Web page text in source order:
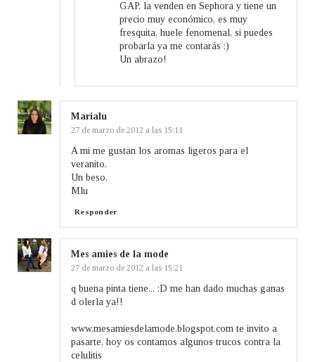
GAP, la venden en Sephora y tiene un
precio muy económico, es muy
fresquita, huele fenomenal, si puedes
probarla ya me contarás :)
Un abrazo!
Marialu
27 de marzo de 2012 a las 15:11
A mi me gustan los aromas ligeros para el
veranito.
Un beso,
Mlu
Responder
Mes amies de la mode
27 de marzo de 2012 a las 15:21
q buena pinta tiene... :D me han dado muchas ganas
d olerla ya!!
www.mesamiesdelamode.blogspot.com te invito a
pasarte, hoy os contamos algunos trucos contra la
celulitis